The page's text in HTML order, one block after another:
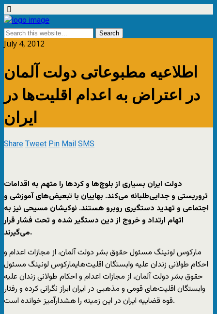
July 4, 2012
اطلاعیه مطبوعاتی دولت آلمان
در اعتراض به اعدام اقلیت‌ها در
ایران
ShareTweetPinMailSMS
دولت ایران بسیاری از بلوچ‌ها و کردها را متهم به اقدامات
تروریستی و جدایی‌طلبانه می‌کند. بهاییان با تبعیض‌های آموزشی و
اجتماعی و تهدید دستگیری روبرو هستند. نوکیشان مسیحی نیز به
اتهام ارتداد و خروج از دین دستگیر شده و تحت فشار قرار
می‌گیرند.
مارکوس لونینگ مسئول حقوق بشر دولت آلمان، از مجازات اعدام و
احکام طولانی زندان علیه وابستگان اقلیت‌هایمارکوس لونینگ مسئول
حقوق بشر دولت آلمان، از مجازات اعدام و احکام طولانی زندان علیه
وابستگان اقلیت‌های قومی و مذهبی در ایران ابراز نگرانی کرده و رفتار
قوه قضاییه ایران در این زمینه را هشدارآمیز خوانده است.